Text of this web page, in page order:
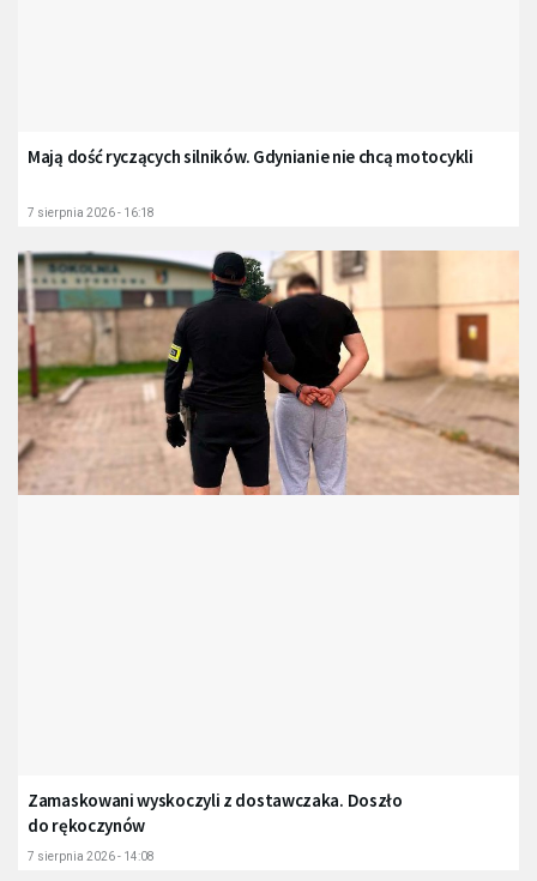
Mają dość ryczących silników. Gdynianie nie chcą motocykli
7 sierpnia 2026 - 16:18
Zamaskowani wyskoczyli z dostawczaka. Doszło
do rękoczynów
7 sierpnia 2026 - 14:08